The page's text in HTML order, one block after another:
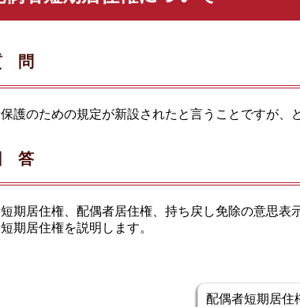
問
護のための規定が新設されたと言うことですが、
答
期居住権、配偶者居住権、持ち戻し免除の意思表
期居住権を説明します。
配偶者短期居住